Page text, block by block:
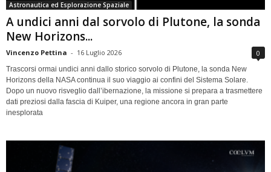
Astronautica ed Esplorazione Spaziale
A undici anni dal sorvolo di Plutone, la sonda
New Horizons...
Vincenzo Pettina - 16 Luglio 2026 0
Trascorsi ormai undici anni dallo storico sorvolo di Plutone, la sonda New
Horizons della NASA continua il suo viaggio ai confini del Sistema Solare.
Dopo un nuovo risveglio dall’ibernazione, la missione si prepara a trasmettere
dati preziosi dalla fascia di Kuiper, una regione ancora in gran parte
inesplorata